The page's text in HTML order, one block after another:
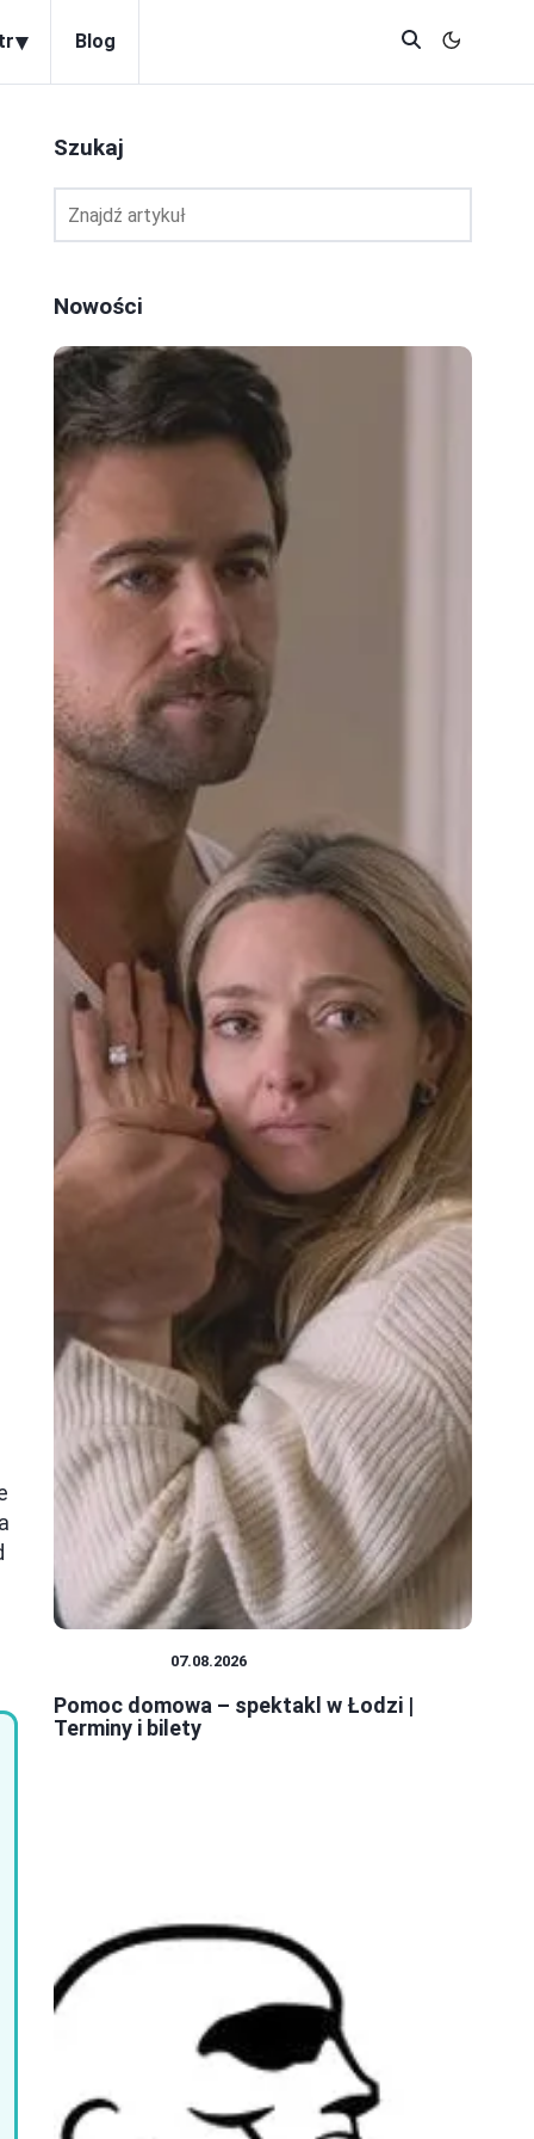
▾ Blog
Szukaj
Nowości
07.08.2026
Pomoc domowa – spektakl w Łodzi |
Terminy i bilety